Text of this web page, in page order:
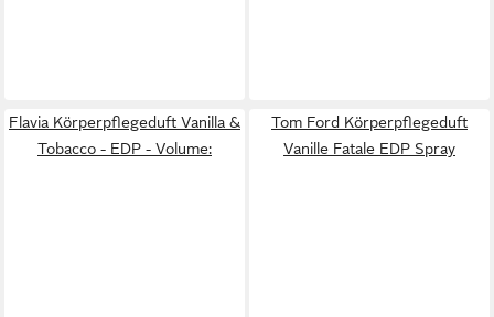
Flavia Körperpflegeduft Vanilla &
Tobacco - EDP - Volume:
Tom Ford Körperpflegeduft
Vanille Fatale EDP Spray